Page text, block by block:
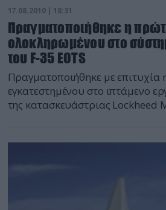
17.08.2010 | 18:31
Πραγματοποιήθηκε η
ολοκληρωμένου στο
του F-35 EOTS
Πραγματοποιήθηκε με
εγκατεστημένου στο ιπτάμενο
της κατασκευάστριας Lockheed